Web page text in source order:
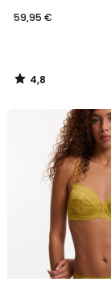
59,95 €
4,8
/